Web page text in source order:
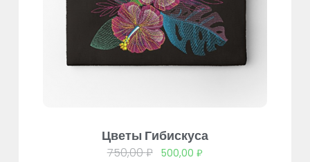
Цветы Гибискуса
750,00₽ 500,00₽